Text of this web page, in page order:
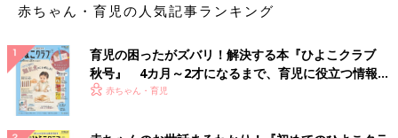
赤ちゃん・育児の人気記事ランキング
育児の困ったがズバリ！解決する本『ひよこクラブ
秋号』 4カ月～2才になるまで、育児に役立つ情報が
いっぱい！
赤ちゃん・育児